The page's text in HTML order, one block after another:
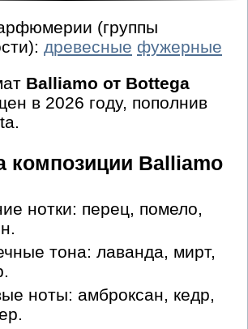
(группы
древесные фужерные
Balliamo от Bottega
в 2026 году, пополнив
композиции Balliamo
нотки: перец, помело,
тона: лаванда, мирт,
ноты: амброксан, кедр,